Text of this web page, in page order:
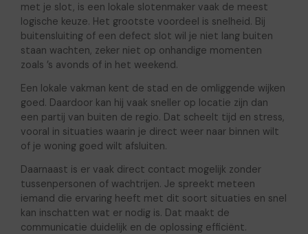
met je slot, is een lokale slotenmaker vaak de meest
logische keuze. Het grootste voordeel is snelheid. Bij
buitensluiting of een defect slot wil je niet lang buiten
staan wachten, zeker niet op onhandige momenten
zoals ’s avonds of in het weekend.
Een lokale vakman kent de stad en de omliggende wijken
goed. Daardoor kan hij vaak sneller op locatie zijn dan
een partij van buiten de regio. Dat scheelt tijd en stress,
vooral in situaties waarin je direct weer naar binnen wilt
of je woning goed wilt afsluiten.
Daarnaast is er vaak direct contact mogelijk zonder
tussenpersonen of wachtrijen. Je spreekt meteen
iemand die ervaring heeft met dit soort situaties en snel
kan inschatten wat er nodig is. Dat maakt de
communicatie duidelijk en de oplossing efficiënt.